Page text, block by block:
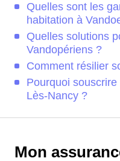
Quelles sont les
habitation à
Quelles solutions
Vandopériens ?
Comment résilier
Pourquoi
Lès-Nancy ?
Mon